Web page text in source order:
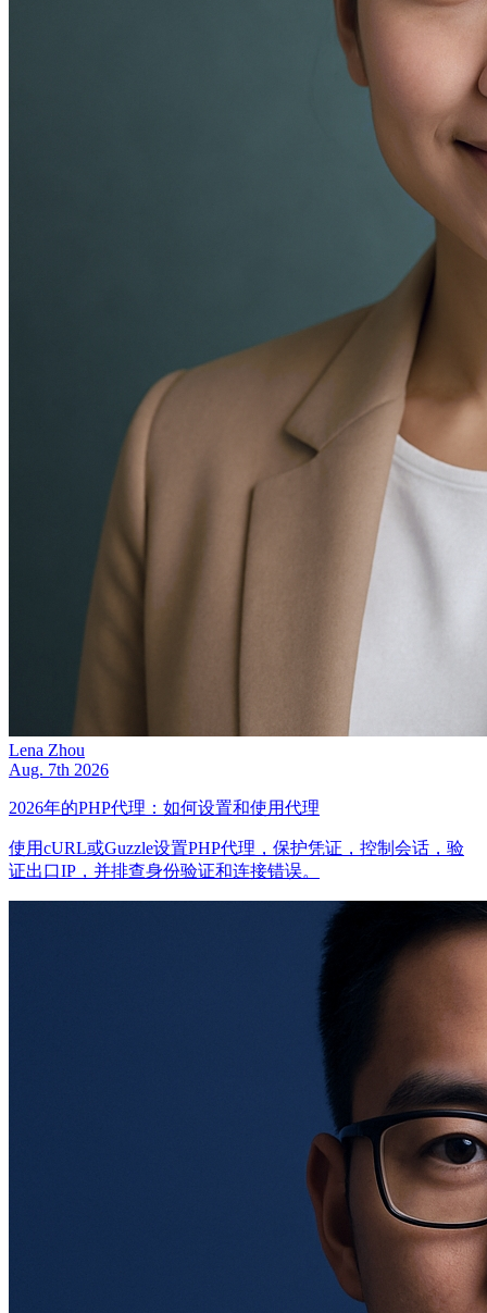
Lena Zhou
Aug. 7th 2026
2026年的PHP代理：如何设置和使用代理
使用cURL或Guzzle设置PHP代理，保护凭证，控制会话，验
证出口IP，并排查身份验证和连接错误。